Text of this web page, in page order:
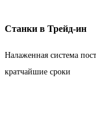
Станки в Трейд-ин
Налаженная система
кратчайшие сроки